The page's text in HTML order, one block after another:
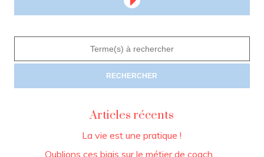
Articles récents
La vie est une pratique !
Oublions ces biais sur le métier de coach…